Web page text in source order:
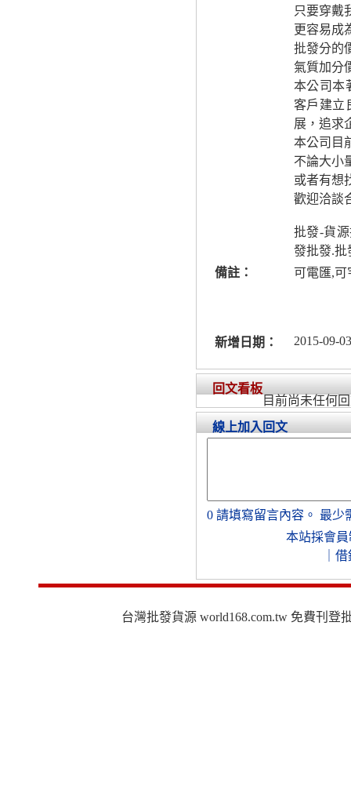
只要穿戴
更容易成
批發分的
氣質加分
本公司本
客戶建立
展，追求
本公司目
不論大小
或者有想
歡迎洽談
批發-貨
發批發.批
備註：
可電匯,可
新增日期： 2015-09-
回文看板
目前尚未任何
線上加入回文
0 請填寫留言內容。 最少
本站採會員
借
台灣批發貨源 world168.com.tw 免費刊登